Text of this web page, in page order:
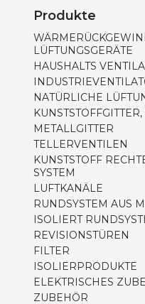
Produkte
LÜFTUNGSGERÄTE
HAUSHALTS
NATÜRLICHE
METALLGITTER
TELLERVENTILEN
KUNSTSTOFF
SYSTEM
LUFTKANÄLE
RUNDSYSTEM AUS
ISOLIERT
REVISIONSTÜREN
FILTER
ISOLIERPRODUKTE
ELEKTRISCHES
ZUBEHÖR